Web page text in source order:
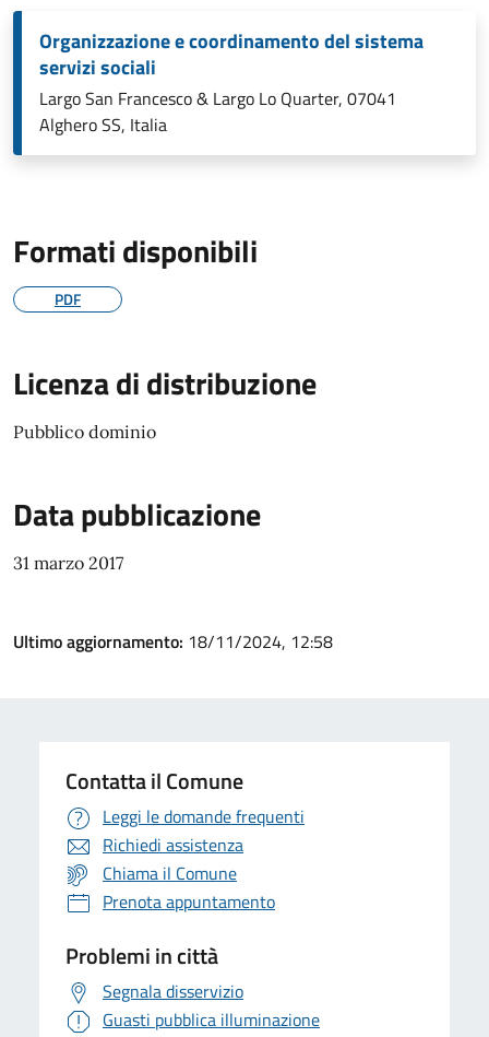
Organizzazione e coordinamento del sistema
servizi sociali
Largo San Francesco & Largo Lo Quarter, 07041
Alghero SS, Italia
Formati disponibili
PDF
Licenza di distribuzione
Pubblico dominio
Data pubblicazione
31 marzo 2017
Ultimo aggiornamento: 18/11/2024, 12:58
Contatta il Comune
Leggi le domande frequenti
Richiedi assistenza
Chiama il Comune
Prenota appuntamento
Problemi in città
Segnala disservizio
Guasti pubblica illuminazione